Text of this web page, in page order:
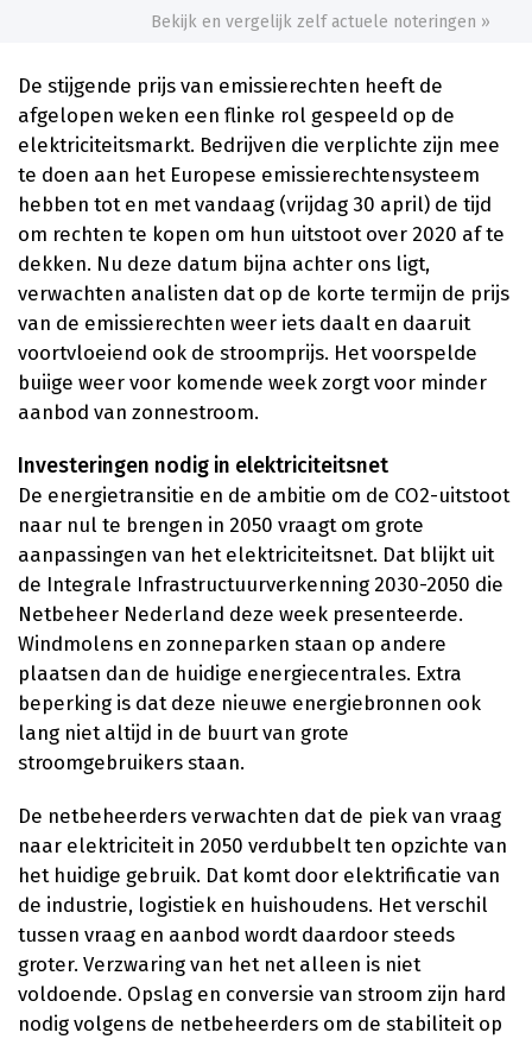
Bekijk en vergelijk zelf actuele noteringen »
De stijgende prijs van emissierechten heeft de
afgelopen weken een flinke rol gespeeld op de
elektriciteitsmarkt. Bedrijven die verplichte zijn mee
te doen aan het Europese emissierechtensysteem
hebben tot en met vandaag (vrijdag 30 april) de tijd
om rechten te kopen om hun uitstoot over 2020 af te
dekken. Nu deze datum bijna achter ons ligt,
verwachten analisten dat op de korte termijn de prijs
van de emissierechten weer iets daalt en daaruit
voortvloeiend ook de stroomprijs. Het voorspelde
buiige weer voor komende week zorgt voor minder
aanbod van zonnestroom.
Investeringen nodig in elektriciteitsnet
De energietransitie en de ambitie om de CO2-uitstoot
naar nul te brengen in 2050 vraagt om grote
aanpassingen van het elektriciteitsnet. Dat blijkt uit
de Integrale Infrastructuurverkenning 2030-2050 die
Netbeheer Nederland deze week presenteerde.
Windmolens en zonneparken staan op andere
plaatsen dan de huidige energiecentrales. Extra
beperking is dat deze nieuwe energiebronnen ook
lang niet altijd in de buurt van grote
stroomgebruikers staan.
De netbeheerders verwachten dat de piek van vraag
naar elektriciteit in 2050 verdubbelt ten opzichte van
het huidige gebruik. Dat komt door elektrificatie van
de industrie, logistiek en huishoudens. Het verschil
tussen vraag en aanbod wordt daardoor steeds
groter. Verzwaring van het net alleen is niet
voldoende. Opslag en conversie van stroom zijn hard
nodig volgens de netbeheerders om de stabiliteit op